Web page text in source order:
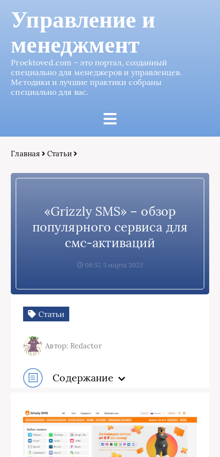
Управление и
менеджмент
Proektoved.com – это портал, созданный
специально для менеджеров и управленцев.
Методики и лучшие практики собраны
специально для вас.
Главная Статьи
«Grizzly SMS» – обзор
популярного сервиса для
смс-активаций
08:57, 5 марта 2023
Статьи
Автор: Redactor
Содержание